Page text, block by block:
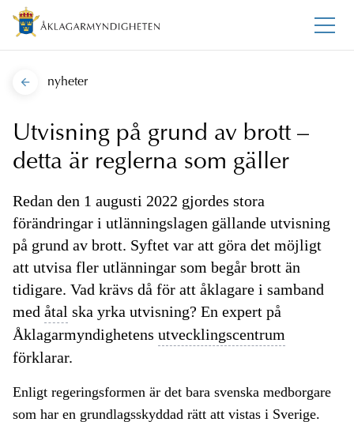
nyheter
Utvisning på grund av brott –
detta är reglerna som gäller
Redan den 1 augusti 2022 gjordes stora
förändringar i utlänningslagen gällande utvisning
på grund av brott. Syftet var att göra det möjligt
att utvisa fler utlänningar som begår brott än
tidigare. Vad krävs då för att åklagare i samband
med åtal ska yrka utvisning? En expert på
Åklagarmyndighetens utvecklingscentrum
förklarar.
Enligt regeringsformen är det bara svenska medborgare
som har en grundlagsskyddad rätt att vistas i Sverige.